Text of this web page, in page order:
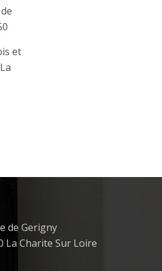
et
de Gerigny
La Charite Sur Loire